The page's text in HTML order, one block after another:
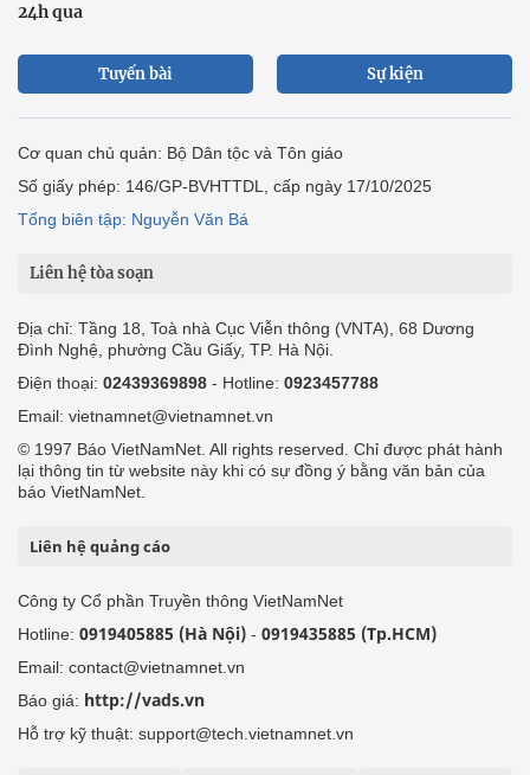
24h qua
Tuyến bài Sự kiện
Cơ quan chủ quản: Bộ Dân tộc và Tôn giáo
Số giấy phép: 146/GP-BVHTTDL, cấp ngày 17/10/2025
Tổng biên tập: Nguyễn Văn Bá
Liên hệ tòa soạn
Địa chỉ: Tầng 18, Toà nhà Cục Viễn thông (VNTA), 68 Dương
Đình Nghệ, phường Cầu Giấy, TP. Hà Nội.
Điện thoại: 02439369898 - Hotline: 0923457788
Email: vietnamnet@vietnamnet.vn
© 1997 Báo VietNamNet. All rights reserved. Chỉ được phát hành
lại thông tin từ website này khi có sự đồng ý bằng văn bản của
báo VietNamNet.
Liên hệ quảng cáo
Công ty Cổ phần Truyền thông VietNamNet
Hotline: 0919405885 (Hà Nội) - 0919435885 (Tp.HCM)
Email: contact@vietnamnet.vn
Báo giá: http://vads.vn
Hỗ trợ kỹ thuật: support@tech.vietnamnet.vn